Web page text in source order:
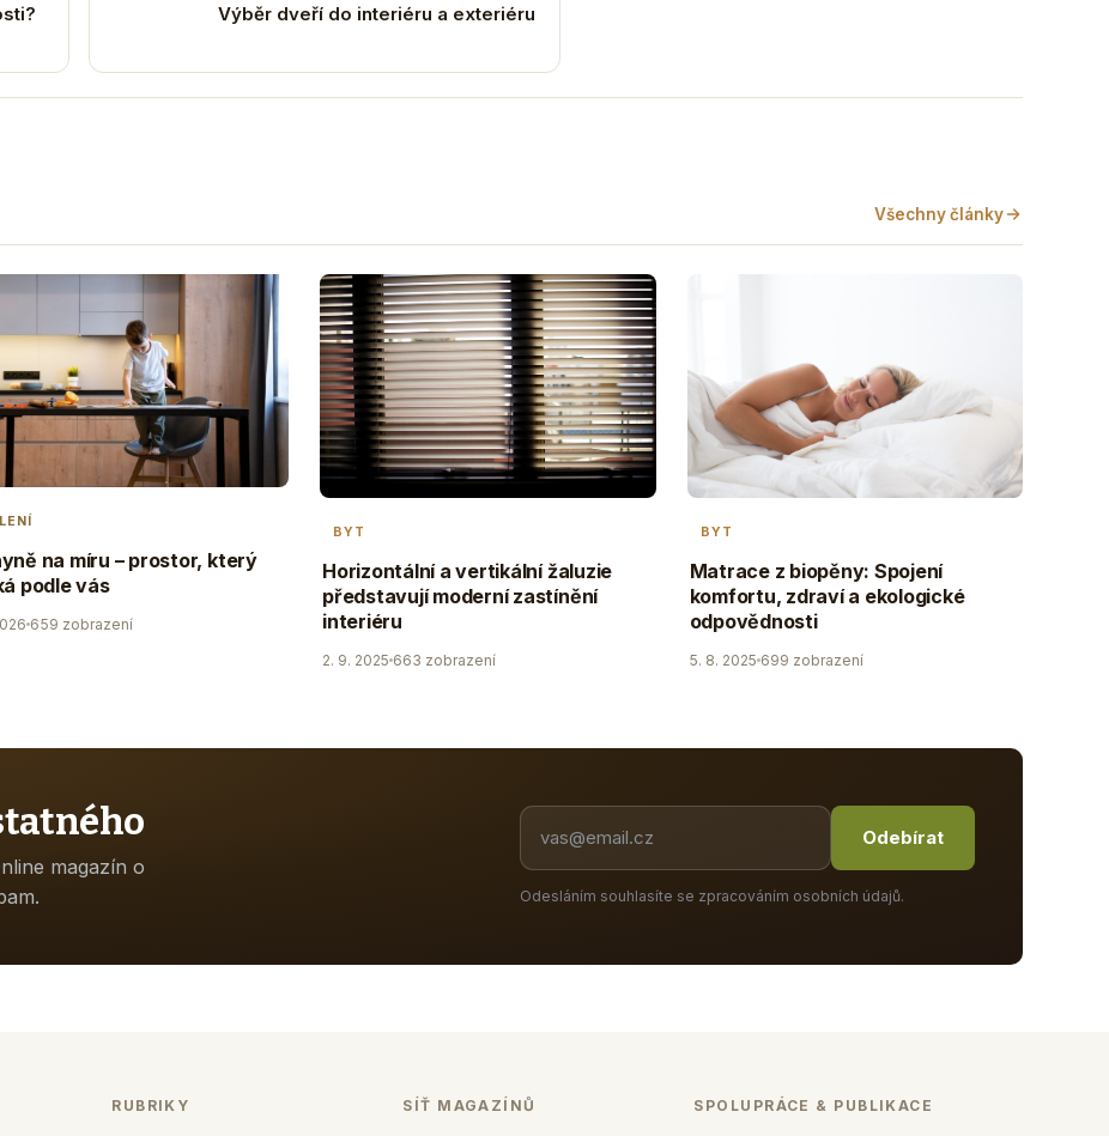
Výběr dveří do interiéru a exteriéru
Všechny články
na míru – prostor, který
podle vás
659 zobrazení
BYT
Horizontální a vertikální žaluzie
představují moderní zastínění
interiéru
2. 9. 2025 663 zobrazení
BYT
Matrace z biopěny: Spojení
komfortu, zdraví a ekologické
odpovědnosti
5. 8. 2025 699 zobrazení
magazín o
Odebírat
Odesláním souhlasíte se zpracováním osobních údajů.
RUBRIKY SÍŤ MAGAZÍNŮ SPOLUPRÁCE & PUBLIKACE